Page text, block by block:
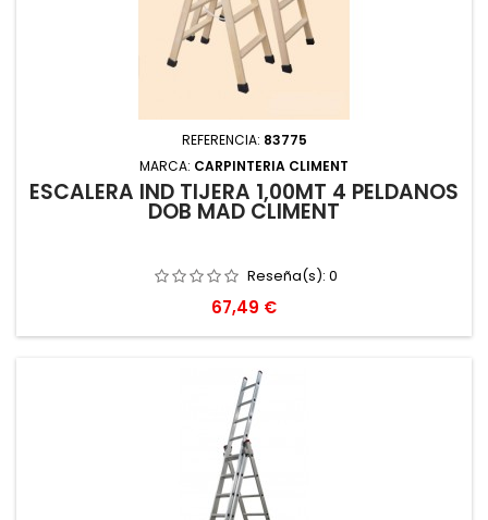
REFERENCIA: 83775
MARCA: CARPINTERIA CLIMENT
ESCALERA IND TIJERA 1,00MT 4 PELDAÑOS
DOB MAD CLIMENT
Reseña(s): 0
Precio
67,49 €